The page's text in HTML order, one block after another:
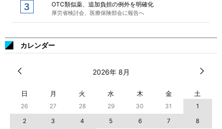
OTC類似薬、追加負担の例外を明確化
厚労省検討会、医療保険部会に報告へ
カレンダー
2026年 8月
日 月 火 水 木 金 土
26 27 28 29 30 31
1
2
3 4 5 6 7
8